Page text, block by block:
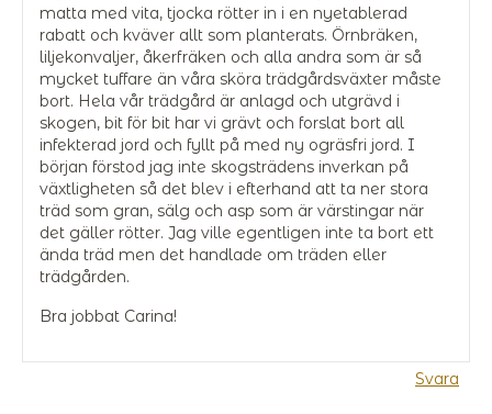
matta med vita, tjocka rötter in i en nyetablerad
rabatt och kväver allt som planterats. Örnbräken,
liljekonvaljer, åkerfräken och alla andra som är så
mycket tuffare än våra sköra trädgårdsväxter måste
bort. Hela vår trädgård är anlagd och utgrävd i
skogen, bit för bit har vi grävt och forslat bort all
infekterad jord och fyllt på med ny ogräsfri jord. I
början förstod jag inte skogsträdens inverkan på
växtligheten så det blev i efterhand att ta ner stora
träd som gran, sälg och asp som är värstingar när
det gäller rötter. Jag ville egentligen inte ta bort ett
ända träd men det handlade om träden eller
trädgården.
Bra jobbat Carina!
Svara